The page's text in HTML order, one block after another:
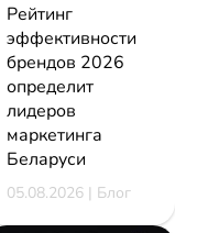
Рейтинг
эффективности
брендов 2026
определит
лидеров
маркетинга
Беларуси
05.08.2026 | Блог